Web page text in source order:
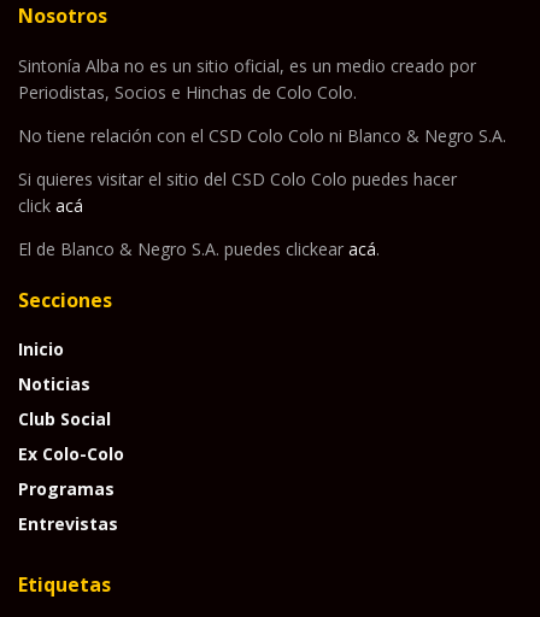
Nosotros
Sintonía Alba no es un sitio oficial, es un medio creado por
Periodistas, Socios e Hinchas de Colo Colo.
No tiene relación con el CSD Colo Colo ni Blanco & Negro S.A.
Si quieres visitar el sitio del CSD Colo Colo puedes hacer
click acá
El de Blanco & Negro S.A. puedes clickear acá.
Secciones
Inicio
Noticias
Club Social
Ex Colo-Colo
Programas
Entrevistas
Etiquetas